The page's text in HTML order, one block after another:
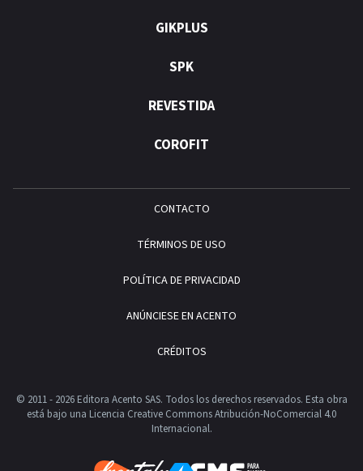
GIKPLUS
SPK
REVESTIDA
COROFIT
CONTACTO
TÉRMINOS DE USO
POLÍTICA DE PRIVACIDAD
ANÚNCIESE EN ACENTO
CRÉDITOS
© 2011 - 2026 Editora Acento SAS. Todos los derechos reservados. Esta obra
está bajo una Licencia Creative Commons Atribución-NoComercial 4.0
Internacional.